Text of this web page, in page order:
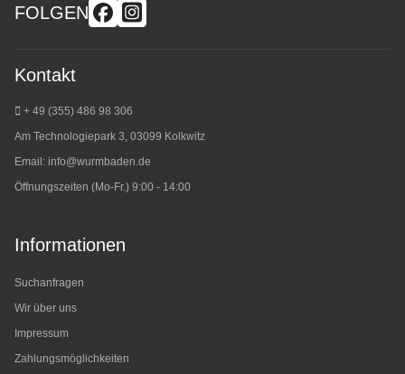
FOLGEN
Kontakt
+ 49 (355) 486 98 306
Am Technologiepark 3, 03099 Kolkwitz
Email: info@wurmbaden.de
Öffnungszeiten (Mo-Fr.) 9:00 - 14:00
Informationen
Suchanfragen
Wir über uns
Impressum
Zahlungsmöglichkeiten